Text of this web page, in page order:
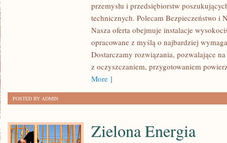
przemysłu i przedsiębiorstw
technicznych. Polecam Bezpieczeństwo i
Nasza oferta obejmuje instalacje
opracowane z myślą o najbardziej
Dostarczamy rozwiązania, pozwalające
z oczyszczaniem, przygotowaniem
More ]
POSTED BY ADMIN
Zielona Energia